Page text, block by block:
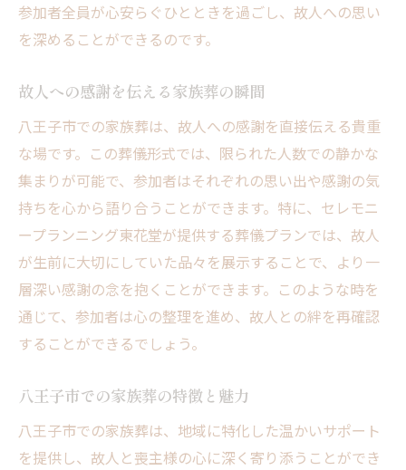
参加者全員が心安らぐひとときを過ごし、故人への思い
を深めることができるのです。
故人への感謝を伝える家族葬の瞬間
八王子市での家族葬は、故人への感謝を直接伝える貴重
な場です。この葬儀形式では、限られた人数での静かな
集まりが可能で、参加者はそれぞれの思い出や感謝の気
持ちを心から語り合うことができます。特に、セレモニ
ープランニング東花堂が提供する葬儀プランでは、故人
が生前に大切にしていた品々を展示することで、より一
層深い感謝の念を抱くことができます。このような時を
通じて、参加者は心の整理を進め、故人との絆を再確認
することができるでしょう。
八王子市での家族葬の特徴と魅力
八王子市での家族葬は、地域に特化した温かいサポート
を提供し、故人と喪主様の心に深く寄り添うことができ